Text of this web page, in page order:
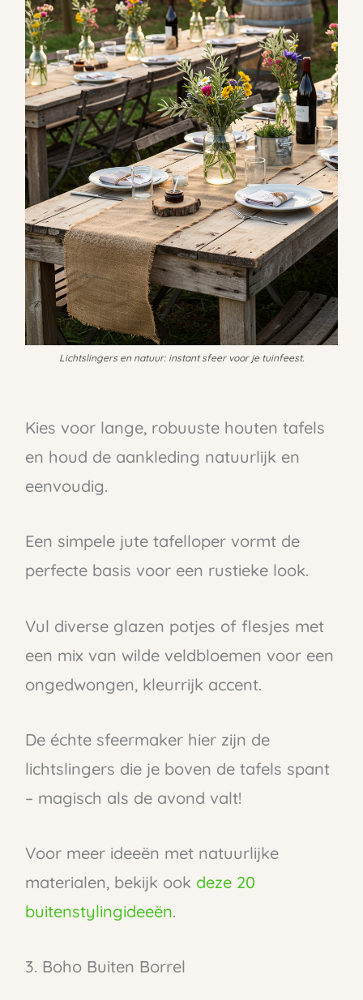
Lichtslingers en natuur: instant sfeer voor je tuinfeest.
Kies voor lange, robuuste houten tafels
en houd de aankleding natuurlijk en
eenvoudig.
Een simpele jute tafelloper vormt de
perfecte basis voor een rustieke look.
Vul diverse glazen potjes of flesjes met
een mix van wilde veldbloemen voor een
ongedwongen, kleurrijk accent.
De échte sfeermaker hier zijn de
lichtslingers die je boven de tafels spant
– magisch als de avond valt!
Voor meer ideeën met natuurlijke
materialen, bekijk ook deze 20
buitenstylingideeën.
3. Boho Buiten Borrel